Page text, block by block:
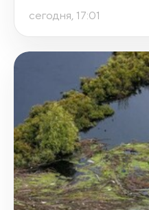
сегодня, 17:01